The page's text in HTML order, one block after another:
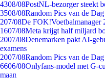
4308/08PostNL-bezorger steekt
3508/08Random Pics van de
207/08De FOK!Voetbalmanager
1607/08Meta krijgt half miljard
2007/08Denemarken pakt AI-
examens
2007/08Random Pics van de
6606/08Onlyfans-model met G-
maan